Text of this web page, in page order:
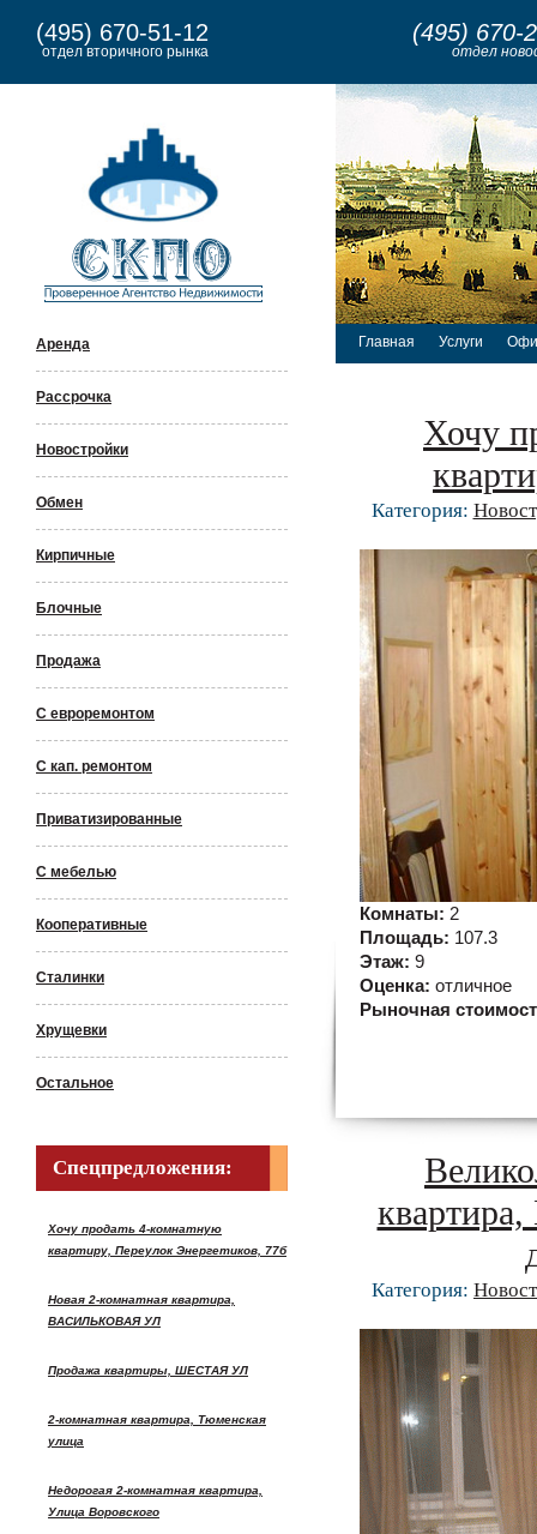
(495) 670-51-12
отдел вторичного рынка
(495) 670-
отдел
Аренда
Рассрочка
Новостройки
Обмен
Кирпичные
Блочные
Продажа
С евроремонтом
С кап. ремонтом
Приватизированные
С мебелью
Кооперативные
Сталинки
Хрущевки
Остальное
Спецпредложения:
Хочу продать 4-комнатную
квартиру, Переулок Энергетиков, 77б
Новая 2-комнатная квартира,
ВАСИЛЬКОВАЯ УЛ
Продажа квартиры, ШЕСТАЯ УЛ
2-комнатная квартира, Тюменская
улица
Недорогая 2-комнатная квартира,
Улица Воровского
Главная Услуги
Хочу
Категория:
Комнаты: 2
Площадь: 107.3
Этаж: 9
Оценка: отличное
Рыночная
Категория: